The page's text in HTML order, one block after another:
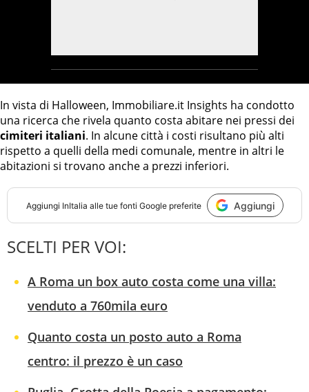
In vista di Halloween, Immobiliare.it Insights ha condotto
una ricerca che rivela quanto costa abitare nei pressi dei
cimiteri italiani. In alcune città i costi risultano più alti
rispetto a quelli della medi comunale, mentre in altri le
abitazioni si trovano anche a prezzi inferiori.
Aggiungi InItalia alle tue fonti Google preferite Aggiungi
SCELTI PER VOI:
A Roma un box auto costa come una villa:
venduto a 760mila euro
Quanto costa un posto auto a Roma
centro: il prezzo è un caso